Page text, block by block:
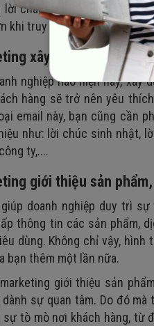
chào hấp dẫn, hoặc
khi truy cập vào trang web
xây dựng thương
nghiệp nào hiện nay,
hàng sẽ trở nên yêu
email này, bạn cũng cần
như: lời chúc sinh nhật,
ty,....
giới thiệu sản
doanh nghiệp duy trì
thông tin các sản phẩm,
dùng. Không chỉ vậy,
bạn thêm một lần nữa.
giới thiệu sản
dành sự quan tâm. Do đó
tò mò nơi khách hàng, từ